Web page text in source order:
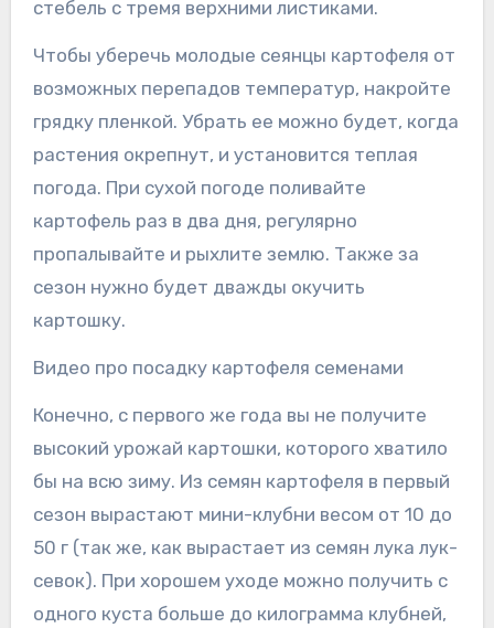
стебель с тремя верхними листиками.
Чтобы уберечь молодые сеянцы картофеля от
возможных перепадов температур, накройте
грядку пленкой. Убрать ее можно будет, когда
растения окрепнут, и установится теплая
погода. При сухой погоде поливайте
картофель раз в два дня, регулярно
пропалывайте и рыхлите землю. Также за
сезон нужно будет дважды окучить
картошку.
Видео про посадку картофеля семенами
Конечно, с первого же года вы не получите
высокий урожай картошки, которого хватило
бы на всю зиму. Из семян картофеля в первый
сезон вырастают мини-клубни весом от 10 до
50 г (так же, как вырастает из семян лука лук-
севок). При хорошем уходе можно получить с
одного куста больше до килограмма клубней,